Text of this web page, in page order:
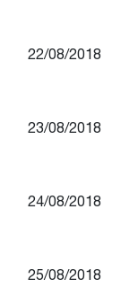
22/08/2018
23/08/2018
24/08/2018
25/08/2018